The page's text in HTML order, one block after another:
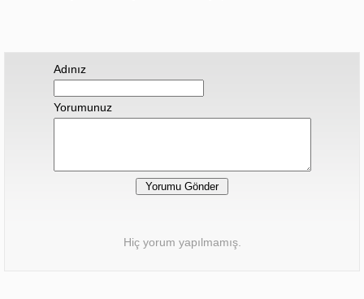
Adınız
Yorumunuz
Hiç yorum yapılmamış.